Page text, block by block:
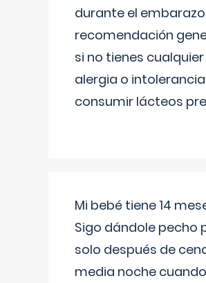
durante el
recomendación
si no tienes cualquier
alergia o
consumir lácteos pre
Mi bebé tiene 14
Sigo dándole pecho
solo después de
media noche